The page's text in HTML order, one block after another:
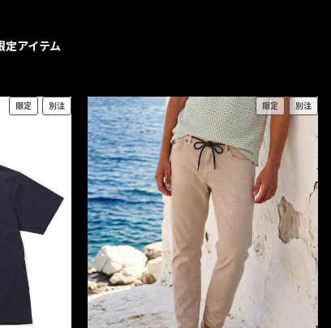
アイテム
限定 別注 限定 別注